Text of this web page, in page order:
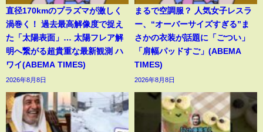
直径170kmのプラズマが激しく
渦巻く！ 過去最高解像度で捉え
た「太陽表面」… 太陽フレア解
明へ繋がる超貴重な最新観測 ハ
ワイ(ABEMA TIMES)
2026年8月8日
まるで空調服？ 人気女子レスラ
ー、“オーバーサイズすぎる”ま
さかの衣装が話題に「ごつい」
「肩幅パッドすご」(ABEMA
TIMES)
2026年8月8日